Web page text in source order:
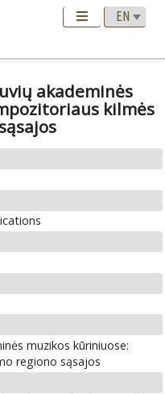
akademinės
kilmės
muzikos kūriniuose:
regiono sąsajos